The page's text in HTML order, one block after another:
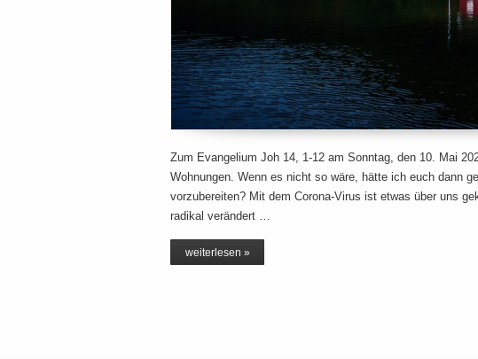
Zum Evangelium Joh 14, 1-12 am Sonntag, den 10. Mai
Wohnungen. Wenn es nicht so wäre, hätte ich euch dann
vorzubereiten? Mit dem Corona-Virus ist etwas über uns
radikal verändert …
weiterlesen »